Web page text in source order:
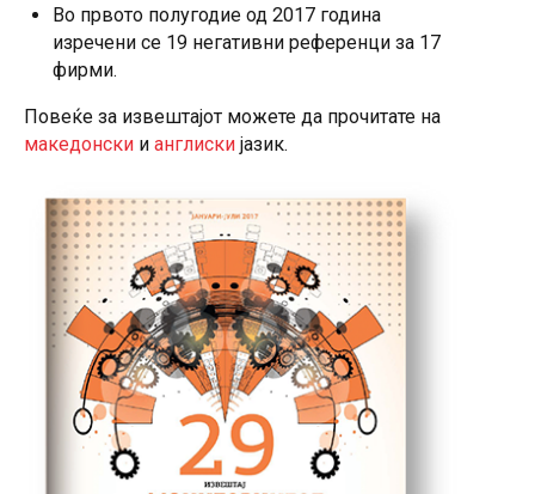
Во првото полугодие од 2017 година
изречени се 19 негативни референци за 17
фирми.
Повеќе за извештајот можете да прочитате на
македонски и англиски јазик.